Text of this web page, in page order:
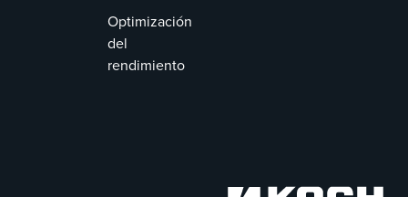
Optimización
del
rendimiento